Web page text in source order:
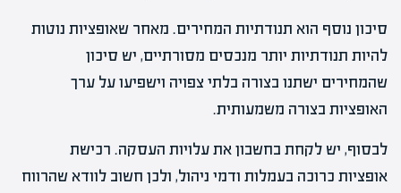
סיכון נוסף הוא תנודתיות המחירים. מאחר שאופציות נוטות
להיות תנודתיות יותר מנכסים מסורתיים, יש סיכון
שהמחירים ישתנו בצורה בלתי צפויה וישפיעו על ערך
האופציות בצורה משמעותית.
לבסוף, יש לקחת בחשבון את עלויות העסקה. רכישת
אופציות כרוכה בעמלות ודמי ניהול, ולכן חשוב לוודא שהרווח